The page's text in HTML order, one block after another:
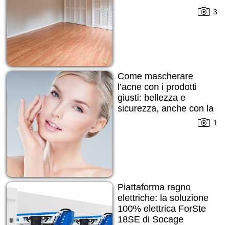
3
Come mascherare
l’acne con i prodotti
giusti: bellezza e
sicurezza, anche con la
1
Piattaforma ragno
elettriche: la soluzione
100% elettrica ForSte
18SE di Socage